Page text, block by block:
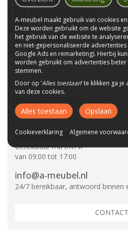
Tot 10 jaar garantie
CBW-Erkend
Hulp of advies?
specialisten.
088 844 8888
Bereikbaar ma t/m vr
van 09:00 tot 17:00
info@a-meubel.nl
24/7 bereikbaar, antwoord binnen
CONTACT
A-meubel maakt gebruik van cookies
Deze worden gebruikt om de website
het gebruik van de website te
en niet-gepersonaliseerde
Google Ads en remarketing). Hierbij
worden gebruikt om advertenties
stemmen.
Door op ‘Alles toestaan’ te klikken ga
van deze cookies.
Alles toestaan Opslaan
Cookieverklaring Algemene